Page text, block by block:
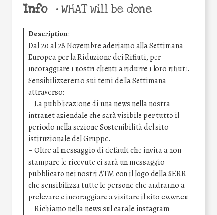
Info •WHAT will be done
Description:
Dal 20 al 28 Novembre aderiamo alla Settimana
Europea per la Riduzione dei Rifiuti, per
incoraggiare i nostri clienti a ridurre i loro rifiuti.
Sensibilizzeremo sui temi della Settimana
attraverso:
– La pubblicazione di una news nella nostra
intranet aziendale che sarà visibile per tutto il
periodo nella sezione Sostenibilità del sito
istituzionale del Gruppo.
– Oltre al messaggio di default che invita a non
stampare le ricevute ci sarà un messaggio
pubblicato nei nostri ATM con il logo della SERR
che sensibilizza tutte le persone che andranno a
prelevare e incoraggiare a visitare il sito ewwr.eu
– Richiamo nella news sul canale instagram